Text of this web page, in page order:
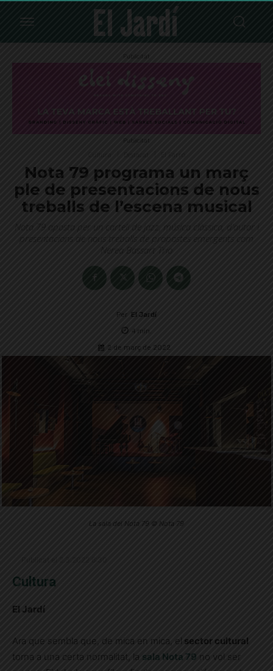
Publicitat
Publicitat
Nota 79 programa un març
ple de presentacions de nous
treballs de l’escena musical
Nota 79 aposta per un cartell de jazz, música clàssica, d’autor i
presentacions de nous treballs de propostes emergents com
Nerea Bassart Trio
Per El Jardí
4min.
2 de març de 2022
La sala del Nota 79 © Nota 79
Cultura
El Jardí
Ara que sembla que, de mica en mica, el sector cultural
torna a una certa normalitat, la sala Nota 79 no vol ser